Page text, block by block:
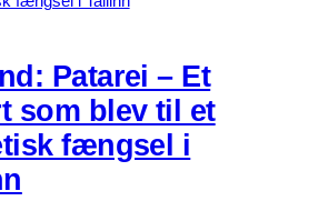
Patarei – Et
som blev til et
fængsel i